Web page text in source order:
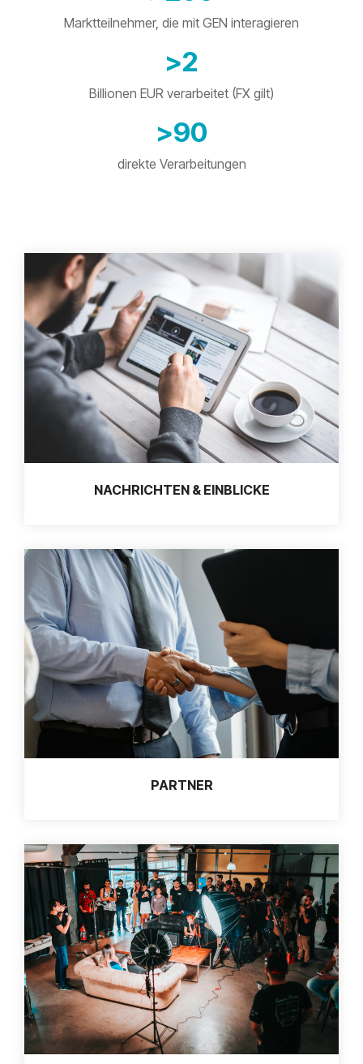
Marktteilnehmer, die mit GEN interagieren
>2
Billionen EUR verarbeitet (FX gilt)
>90
direkte Verarbeitungen
NACHRICHTEN & EINBLICKE
PARTNER